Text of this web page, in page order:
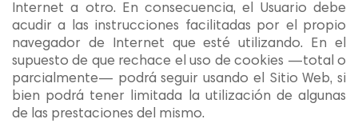
Internet a otro. En consecuencia, el Usuario debe
acudir a las instrucciones facilitadas por el propio
navegador de Internet que esté utilizando. En el
supuesto de que rechace el uso de cookies —total o
parcialmente— podrá seguir usando el Sitio Web, si
bien podrá tener limitada la utilización de algunas
de las prestaciones del mismo.